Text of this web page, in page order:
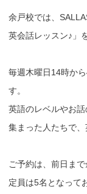
余戸校では、
英会話レッスン♪」
毎週木曜日14時か
す。
英語のレベルやお話
集まった人たちで、
ご予約は、前日まで
定員は5名となって